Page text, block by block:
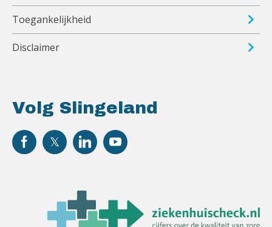
Volg Slingeland
Toegankelijkheid
Disclaimer